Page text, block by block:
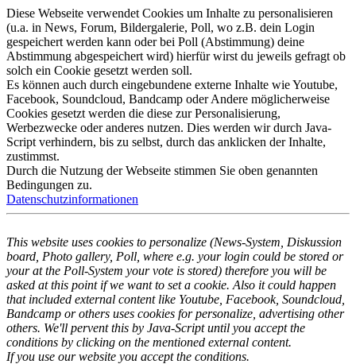
Diese Webseite verwendet Cookies um Inhalte zu personalisieren
(u.a. in News, Forum, Bildergalerie, Poll, wo z.B. dein Login
gespeichert werden kann oder bei Poll (Abstimmung) deine
Abstimmung abgespeichert wird) hierfür wirst du jeweils gefragt ob
solch ein Cookie gesetzt werden soll.
Es können auch durch eingebundene externe Inhalte wie Youtube,
Facebook, Soundcloud, Bandcamp oder Andere möglicherweise
Cookies gesetzt werden die diese zur Personalisierung,
Werbezwecke oder anderes nutzen. Dies werden wir durch Java-
Script verhindern, bis zu selbst, durch das anklicken der Inhalte,
zustimmst.
Durch die Nutzung der Webseite stimmen Sie oben genannten
Bedingungen zu.
Datenschutzinformationen
This website uses cookies to personalize (News-System, Diskussion
board, Photo gallery, Poll, where e.g. your login could be stored or
your at the Poll-System your vote is stored) therefore you will be
asked at this point if we want to set a cookie. Also it could happen
that included external content like Youtube, Facebook, Soundcloud,
Bandcamp or others uses cookies for personalize, advertising other
others. We'll pervent this by Java-Script until you accept the
conditions by clicking on the mentioned external content.
If you use our website you accept the conditions.